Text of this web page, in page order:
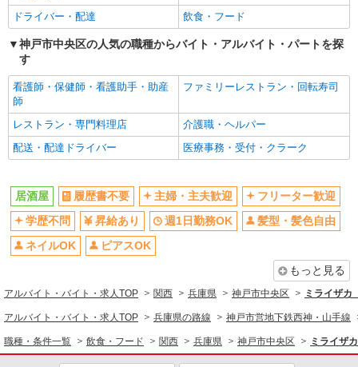
ピアスOK
駅直結・駅チカ
交通費支給
社会保険あり
まかない・食事補助
研修制度あり
社員登用あり
深夜
同じ職種から求人を探す
飲食・フード
居酒屋
同じ特徴から求人を探す
週1日勤務OK
まかない・食事補助
社員登用あり
深夜
ドライバー・配達 飲食・フード
神戸市中央区の人気の職種からバイト・アルバイト・パートを探
す
看護師・保健師・看護助手・助産
師
ファミリーレストラン・回転寿司
レストラン・専門料理店
介護職・ヘルパー
配送・配達ドライバー
医療事務・受付・クラーク
居酒屋 履歴書不要 主婦・主夫歓迎
フリーター歓迎
学歴不問
昇給あり 週1日勤務OK
髪型・髪色自由
ネイルOK
ピアスOK
もっと見る
アルバイト・バイト・求人TOP 関西 兵庫県 神戸市中央区 ミライザ
アルバイト・バイト・求人TOP 兵庫県の路線 神戸市営地下鉄西神・山手線
職種・条件一覧 飲食・フード 関西 兵庫県 神戸市中央区 ミライザ